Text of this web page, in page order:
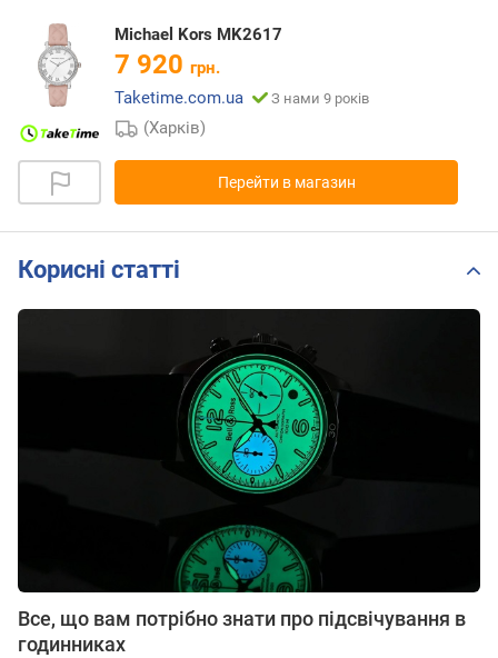
Michael Kors MK2617
7 920 грн.
Taketime.com.ua
З нами 9 років
(Харків)
Перейти в магазин
Корисні статті
Все, що вам потрібно знати про підсвічування в
годинниках